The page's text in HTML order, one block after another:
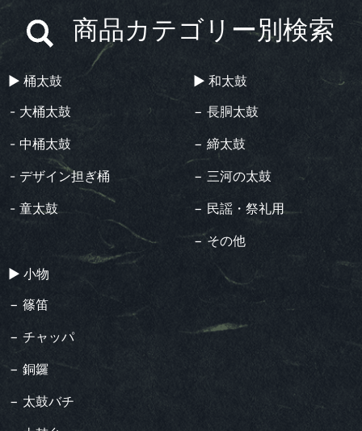
商品カテゴリー別検索
▶︎ 桶太鼓
- 大桶太鼓
- 中桶太鼓
- デザイン担ぎ桶
- 童太鼓
▶︎ 和太鼓
− 長胴太鼓
− 締太鼓
− 三河の太鼓
− 民謡・祭礼用
− その他
▶︎ 小物
− 篠笛
− チャッパ
− 銅鑼
− 太鼓バチ